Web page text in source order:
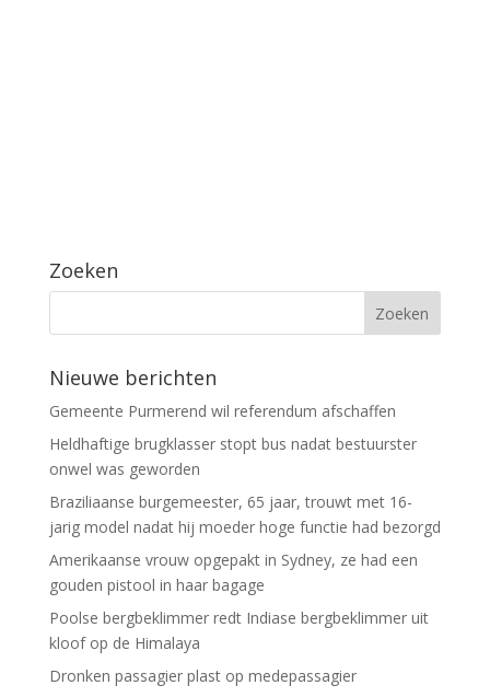
Zoeken
Nieuwe berichten
Gemeente Purmerend wil referendum afschaffen
Heldhaftige brugklasser stopt bus nadat bestuurster
onwel was geworden
Braziliaanse burgemeester, 65 jaar, trouwt met 16-
jarig model nadat hij moeder hoge functie had bezorgd
Amerikaanse vrouw opgepakt in Sydney, ze had een
gouden pistool in haar bagage
Poolse bergbeklimmer redt Indiase bergbeklimmer uit
kloof op de Himalaya
Dronken passagier plast op medepassagier